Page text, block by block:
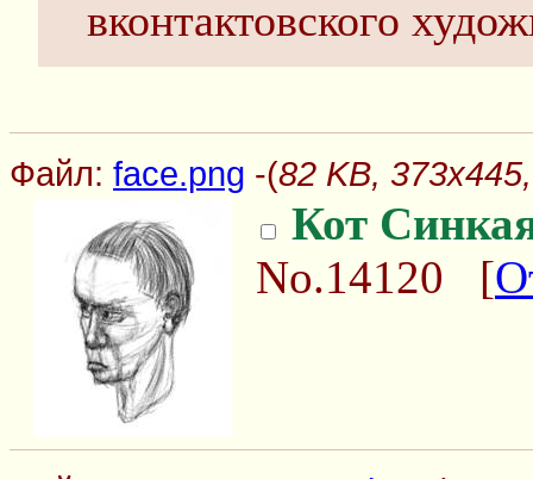
вконтактовского
Файл: face.png -(82 KB,
Кот
No.14120 [